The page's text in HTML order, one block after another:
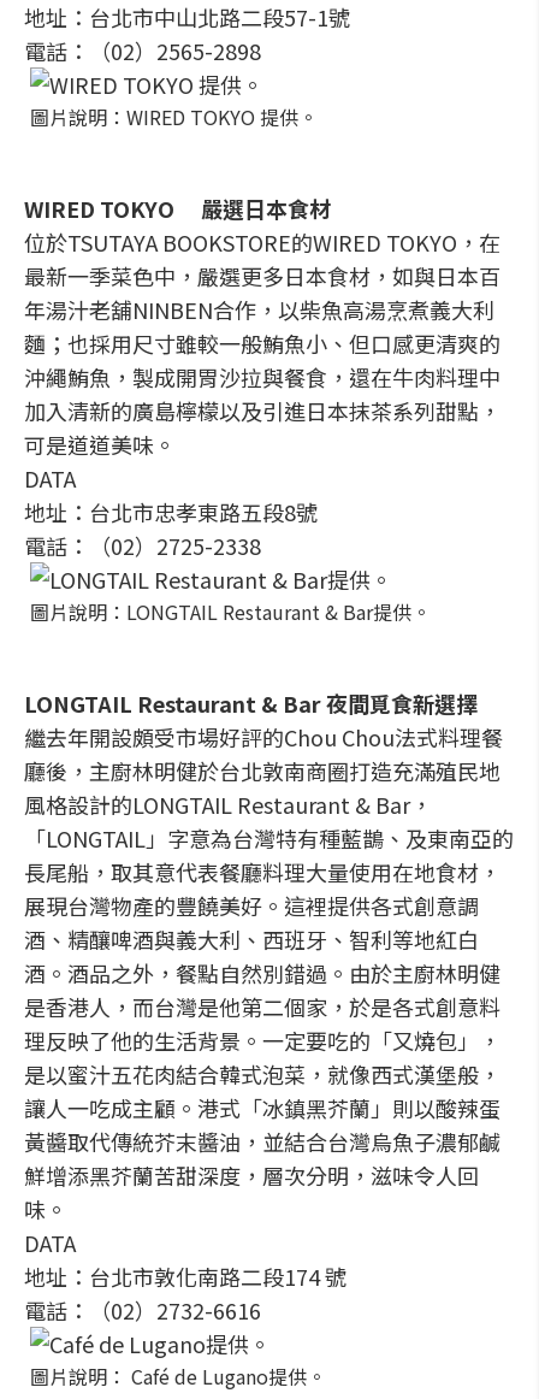
地址：台北市中山北路二段57-1號
電話：（02）2565-2898
圖片說明：WIRED TOKYO 提供。
WIRED TOKYO 嚴選日本食材
位於TSUTAYA BOOKSTORE的WIRED TOKYO，在
最新一季菜色中，嚴選更多日本食材，如與日本百
年湯汁老舖NINBEN合作，以柴魚高湯烹煮義大利
麵；也採用尺寸雖較一般鮪魚小、但口感更清爽的
沖繩鮪魚，製成開胃沙拉與餐食，還在牛肉料理中
加入清新的廣島檸檬以及引進日本抹茶系列甜點，
可是道道美味。
DATA
地址：台北市忠孝東路五段8號
電話：（02）2725-2338
圖片說明：LONGTAIL Restaurant & Bar提供。
LONGTAIL Restaurant & Bar 夜間覓食新選擇
繼去年開設頗受市場好評的Chou Chou法式料理餐
廳後，主廚林明健於台北敦南商圈打造充滿殖民地
風格設計的LONGTAIL Restaurant & Bar，
「LONGTAIL」字意為台灣特有種藍鵲、及東南亞的
長尾船，取其意代表餐廳料理大量使用在地食材，
展現台灣物產的豐饒美好。這裡提供各式創意調
酒、精釀啤酒與義大利、西班牙、智利等地紅白
酒。酒品之外，餐點自然別錯過。由於主廚林明健
是香港人，而台灣是他第二個家，於是各式創意料
理反映了他的生活背景。一定要吃的「又燒包」，
是以蜜汁五花肉結合韓式泡菜，就像西式漢堡般，
讓人一吃成主顧。港式「冰鎮黑芥蘭」則以酸辣蛋
黃醬取代傳統芥末醬油，並結合台灣烏魚子濃郁鹹
鮮增添黑芥蘭苦甜深度，層次分明，滋味令人回
味。
DATA
地址：台北市敦化南路二段174 號
電話：（02）2732-6616
圖片說明： Café de Lugano提供。